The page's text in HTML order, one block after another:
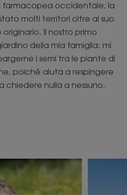
farmacopea occidentale, la
molti territori oltre al suo
Il nostro primo
della mia famiglia: mi
i semi tra le piante di
poiché aiuta a respingere
chiedere nulla a nessuno.